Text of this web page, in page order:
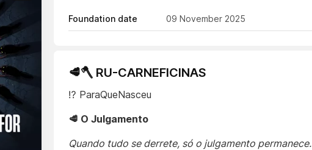
Foundation date 09 November 2025
🥩🪓 RU-CARNEFICINAS
⁉️ ParaQueNasceu
🥩 O Julgamento
Quando tudo se derrete, só o julgamento permanece.